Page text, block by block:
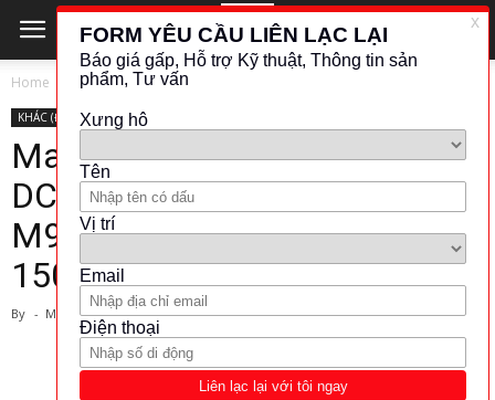
Home KHÁC (ĐO LƯỜNG - KIỂM TRA)
KHÁC (ĐO LƯỜNG - KIỂM TRA)
Maynuo Electronic-High Power
DC electronic load (Model:
M9835(0-500A/0-
150V/15KW))
By - March 1, 2024 292
1942